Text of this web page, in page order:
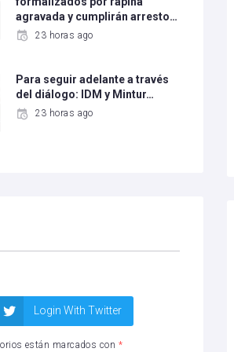
agravada y cumplirán arresto…
23 horas ago
Para seguir adelante a través
del diálogo: IDM y Mintur…
23 horas ago
Login With Twitter
están marcados con *